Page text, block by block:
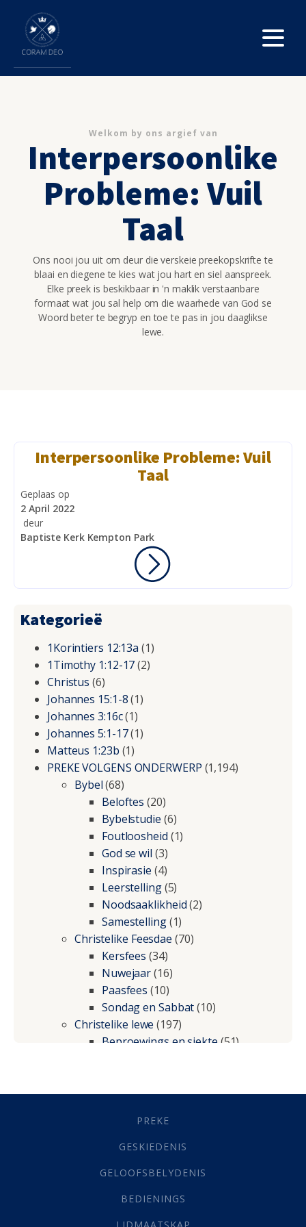
Welkom by ons argief van
Interpersoonlike
Probleme: Vuil
Taal
Ons nooi jou uit om deur die verskeie preekopskrifte te
blaai en diegene te kies wat jou hart en siel aanspreek.
Elke preek is beskikbaar in 'n maklik verstaanbare
formaat wat jou sal help om die waarhede van God se
Woord beter te begryp en toe te pas in jou daaglikse
lewe.
Interpersoonlike Probleme: Vuil
Taal
Geplaas op
2 April 2022
deur
Baptiste Kerk Kempton Park
Kategorieë
1Korintiers 12:13a (1)
1Timothy 1:12-17(2)
Christus (6)
Johannes 15:1-8(1)
Johannes 3:16c(1)
Johannes 5:1-17(1)
Matteus 1:23b (1)
PREKE VOLGENS ONDERWERP (1,194)
Bybel(68)
Beloftes (20)
Bybelstudie (6)
Foutloosheid (1)
God se wil (3)
Inspirasie (4)
Leerstelling(5)
Noodsaaklikheid(2)
Samestelling(1)
Christelike Feesdae (70)
Kersfees (34)
Nuwejaar(16)
Paasfees (10)
Sondag en Sabbat(10)
Christelike lewe (197)
Beproewings en siekte(51)
Geestelike Groei(10)
(21)
Grys Areas(4)
Lewensdoel(3)
Selfondersoek(1)
PREKE
GESKIEDENIS
GELOOFSBELYDENIS
BEDIENINGS
LIDMAATSKAP